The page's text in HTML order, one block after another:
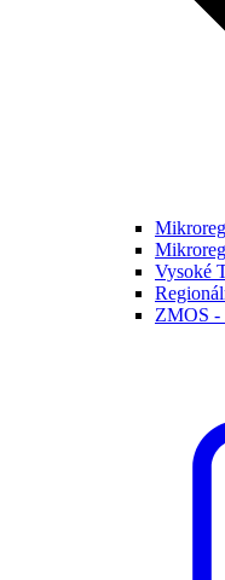
Vysoké
ZMOS -